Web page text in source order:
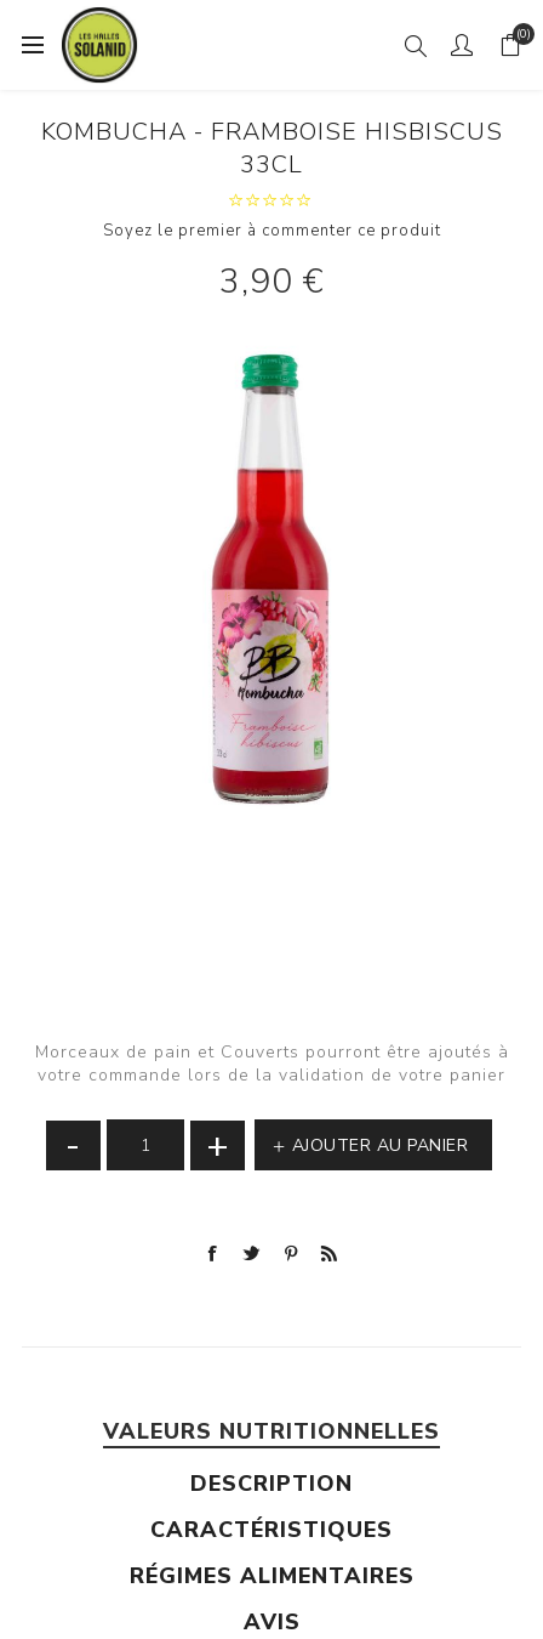
(0)
KOMBUCHA - FRAMBOISE HISBISCUS
33CL
Soyez le premier à commenter ce produit
3,90 €
Morceaux de pain et Couverts pourront être ajoutés à
votre commande lors de la validation de votre panier
- + AJOUTER AU PANIER
VALEURS NUTRITIONNELLES
DESCRIPTION
CARACTÉRISTIQUES
RÉGIMES ALIMENTAIRES
AVIS